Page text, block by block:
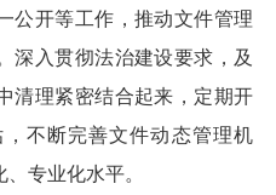
公开等工作，推动文件管理
深入贯彻法治建设要求，及
清理紧密结合起来，定期开
不断完善文件动态管理机
专业化水平。